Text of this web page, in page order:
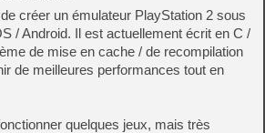
créer un émulateur PlayStation 2 sous
/ Android. Il est actuellement écrit en C /
de mise en cache / de recompilation
de meilleures performances tout en
quelques jeux, mais très